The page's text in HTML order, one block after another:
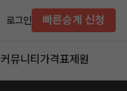
로그인 빠른승계 신청
커뮤니티 가격표제원